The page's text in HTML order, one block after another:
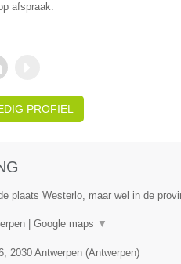
afspraak.
PROFIEL
plaats Westerlo, maar wel in de
| Google maps ▼
, 2030 Antwerpen(Antwerpen)